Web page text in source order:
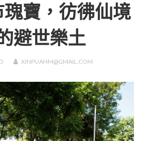
寶，彷彿仙境
避世樂土
XINPUAHM@GMAIL.COM